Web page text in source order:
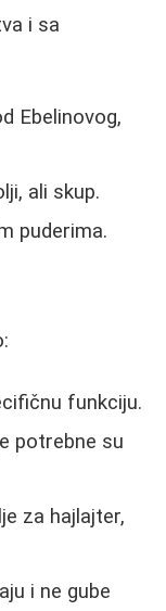
i sa
Ebelinovog,
ali skup.
puderima.
funkciju.
potrebne su
za hajlajter,
i ne gube